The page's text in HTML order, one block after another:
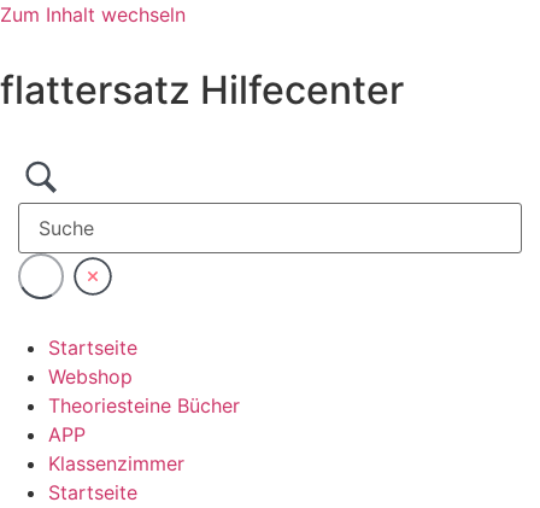
Zum Inhalt wechseln
flattersatz Hilfecenter
Startseite
Webshop
Theoriesteine Bücher
APP
Klassenzimmer
Startseite